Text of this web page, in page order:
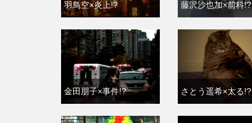
羽鳥空×炎上!? 藤沢沙也加×前科!?
金田朋子×事件!? さとう遥希×太る!?